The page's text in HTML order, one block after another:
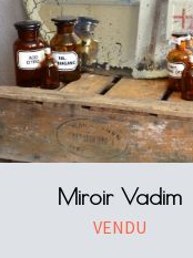
Miroir Vadim
VENDU